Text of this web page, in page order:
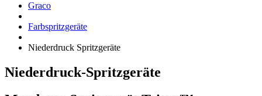
Graco
Farbspritzgeräte
Niederdruck Spritzgeräte
Niederdruck-Spritzgeräte